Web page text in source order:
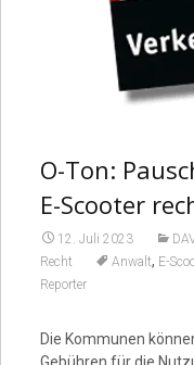
O-Ton:
E-Scooter
12. Juli 2023
Recht Anwalt, E-
Reporter
Die Kommunen
Gebühren für die